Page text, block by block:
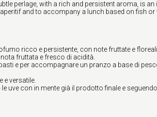
perlage, with a rich and persistent aroma, is an
and to accompany a lunch based on fish or
ricco e persistente, con note fruttate e
fruttata e fresco di acidità.
e per accompagnare un pranzo a base di
e versatile.
uve con in mente già il prodotto finale e